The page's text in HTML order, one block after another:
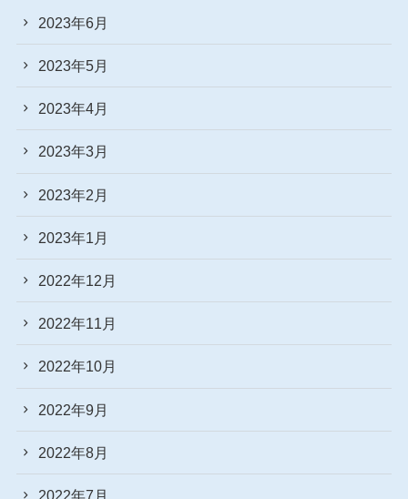
2023年6月
2023年5月
2023年4月
2023年3月
2023年2月
2023年1月
2022年12月
2022年11月
2022年10月
2022年9月
2022年8月
2022年7月